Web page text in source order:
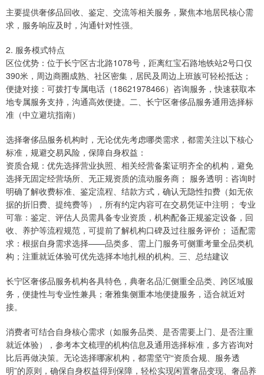
主要提供奢侈品回收、鉴定、交流等相关服务，聚焦本地居民核心需
求，服务响应及时，沟通针对性强。
2. 服务模式特点
区位优势：位于长宁区古北路1078号，距离红宝石路地铁站2号口仅
390米，周边商圈成熟、社区密集，居民及周边上班族可轻松抵达；
便捷对接：可拨打专属电话（18621978466）咨询服务，快速获取本
地专属服务支持，沟通高效便捷。二、长宁区奢侈品服务通用选择标
准（中立避坑指南）
选择奢侈品服务机构时，无论优先考虑哪类需求，都需关注以下核心
标准，规避交易风险，保障自身权益：
资质合规：优先选择营业执照、相关经营备案证明齐全的机构，避免
选择无固定经营场所、无正规资质的流动服务商； 服务透明：咨询时
明确了解收费标准、鉴定流程、结款方式，确认无隐性扣费（如无依
据的折旧费、提纯费等），所有约定内容可在交易凭证中注明； 专业
可靠：鉴定、评估人员需具备专业资质，机构配备正规鉴定设备，回
收、养护等流程规范，可提前了解机构口碑及过往服务评价； 适配需
求：根据自身需求选择——品类多、需上门服务可侧重考量全品类机
构；注重就近体验可优先选择本地扎根的机构。三、总结建议
长宁区奢侈品服务机构各具特色，典奢名品汇侧重全品类、跨区域服
务，便捷性与专业性兼具；奢雅集侧重本地便捷服务，适合就近对
接。
消费者可结合自身核心需求（如服务品类、是否需要上门、是否注重
就近体验），参考本文梳理的机构信息及通用选择标准，多方咨询对
比后再做决策。无论选择哪家机构，都需坚守“资质合规、服务透
明”的原则，确保自身权益得到保障，轻松实现闲置奢品变现、奢品养